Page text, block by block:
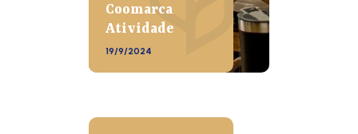
Coomarca
Atividade
19/9/2024